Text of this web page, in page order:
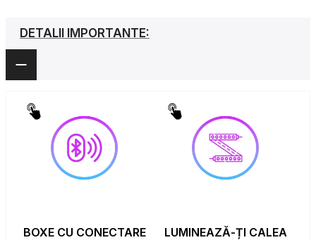
DETALII IMPORTANTE:
BOXE CU CONECTARE
LUMINEAZĂ-ȚI CALEA